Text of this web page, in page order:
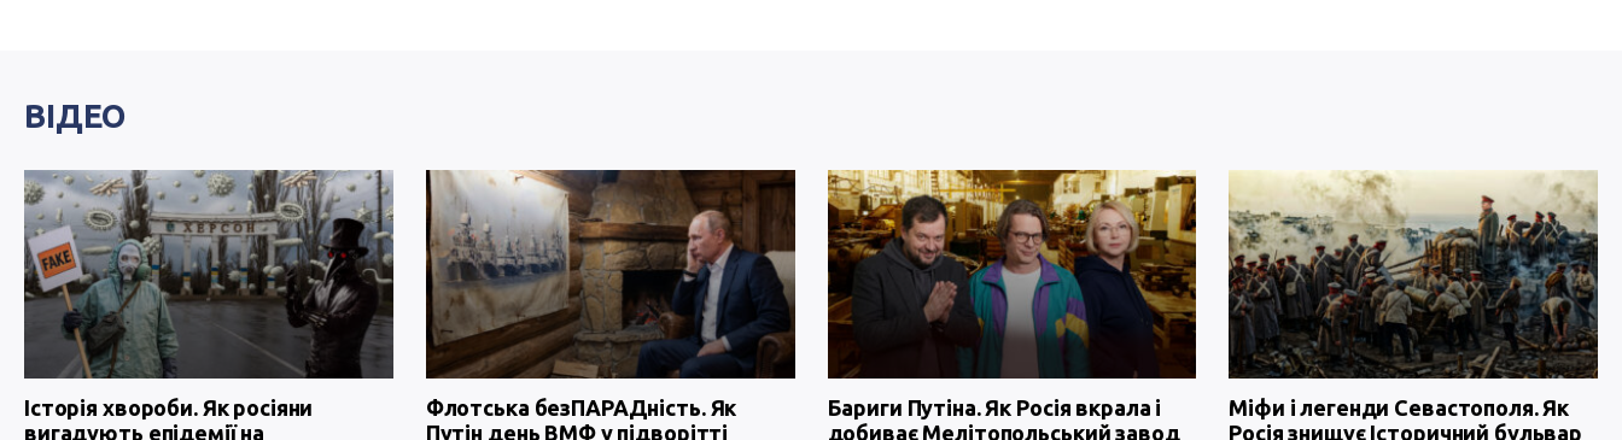
ВІДЕО
Історія хвороби. Як росіяни
вигадують епідемії на
Флотська безПАРАДність. Як
Путін день ВМФ у підворітті
Бариги Путіна. Як Росія вкрала і
добиває Мелітопольський завод
Міфи і легенди Севастополя. Як
Росія знищує Історичний бульвар